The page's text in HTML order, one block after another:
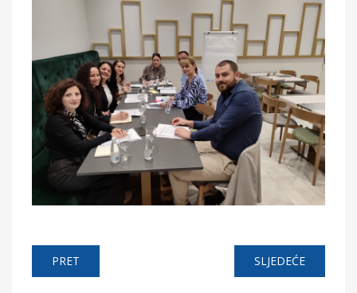
PRET SLJEDEĆE